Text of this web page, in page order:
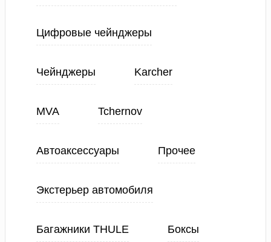
Цифровые чейнджеры
Чейнджеры Karcher
MVA Tchernov
Автоаксессуары Прочее
Экстерьер автомобиля
Багажники THULE Боксы